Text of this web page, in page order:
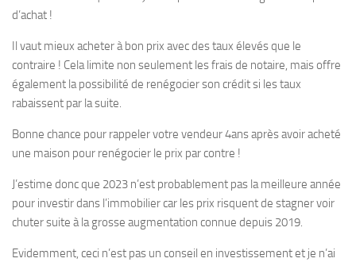
d’achat !
Il vaut mieux acheter à bon prix avec des taux élevés que le
contraire ! Cela limite non seulement les frais de notaire, mais offre
également la possibilité de renégocier son crédit si les taux
rabaissent par la suite.
Bonne chance pour rappeler votre vendeur 4ans après avoir acheté
une maison pour renégocier le prix par contre !
J’estime donc que 2023 n’est probablement pas la meilleure année
pour investir dans l’immobilier car les prix risquent de stagner voir
chuter suite à la grosse augmentation connue depuis 2019.
Evidemment, ceci n’est pas un conseil en investissement et je n’ai